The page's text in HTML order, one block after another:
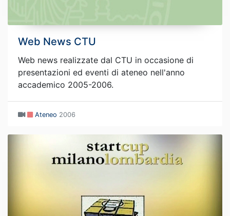
Web News CTU
Web news realizzate dal CTU in occasione di
presentazioni ed eventi di ateneo nell'anno
accademico 2005-2006.
Ateneo 2006